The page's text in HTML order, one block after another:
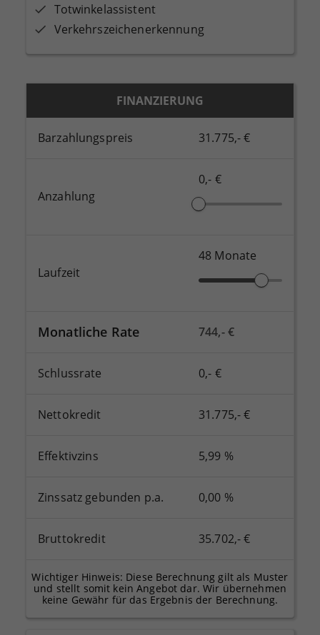
Totwinkelassistent
Verkehrszeichenerkennung
FINANZIERUNG
Barzahlungspreis 31.775,- €
Anzahlung
0,- €
Laufzeit
48 Monate
Monatliche Rate 744,- €
Schlussrate 0,- €
Nettokredit 31.775,- €
Effektivzins 5,99 %
Zinssatz gebunden p.a. 0,00 %
Bruttokredit 35.702,- €
Wichtiger Hinweis: Diese Berechnung gilt als Muster
und stellt somit kein Angebot dar. Wir übernehmen
keine Gewähr für das Ergebnis der Berechnung.